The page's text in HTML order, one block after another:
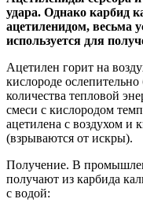
удара. Однако карбид
ацетиленидом, весьма
используется для
Ацетилен горит на
кислороде
количества тепловой
смеси с кислородом
ацетилена с воздухом и
(взрываются от искры).
Получение. В
получают из карбида
с водой: